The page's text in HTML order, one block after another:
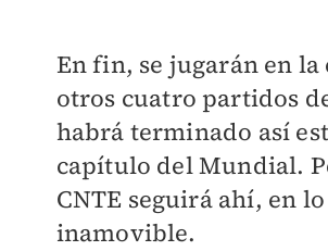
En fin, se jugarán en
otros cuatro partidos
habrá terminado así
capítulo del Mundial.
CNTE seguirá ahí, en
inamovible.